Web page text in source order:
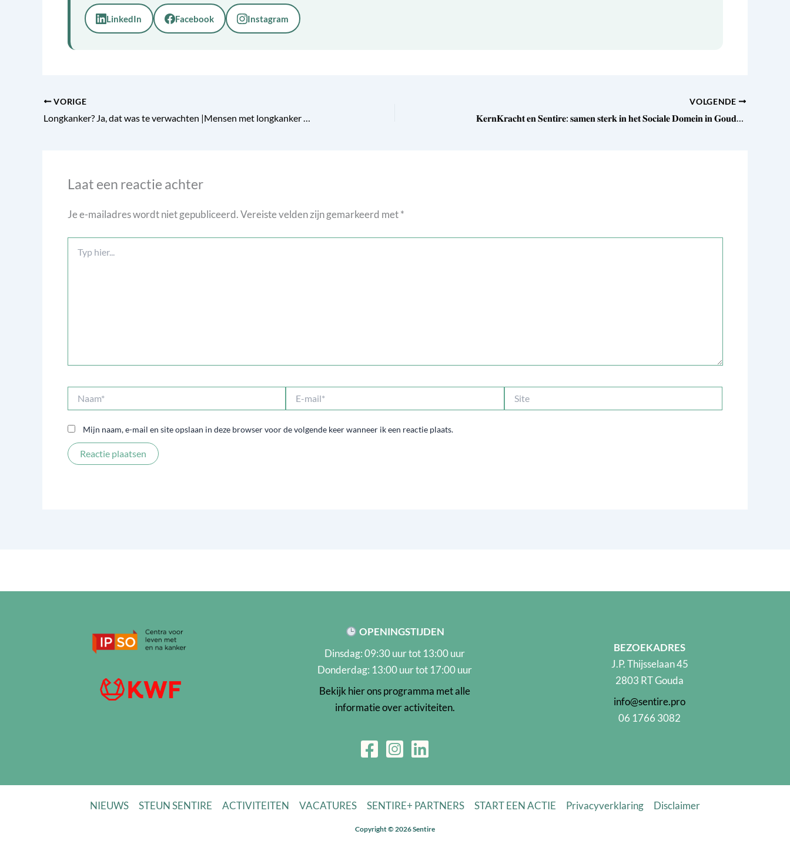
LinkedIn Facebook Instagram
VORIGE
Longkanker? Ja, dat was te verwachten |Mensen met longkanker verdienen steun en geen oordeel
VOLGENDE
𝐊𝐞𝐫𝐧𝐊𝐫𝐚𝐜𝐡𝐭 𝐞𝐧 𝐒𝐞𝐧𝐭𝐢𝐫𝐞: 𝐬𝐚𝐦𝐞𝐧 𝐬𝐭𝐞𝐫𝐤 𝐢𝐧 𝐡𝐞𝐭 𝐒𝐨𝐜𝐢𝐚𝐥𝐞 𝐃𝐨𝐦𝐞𝐢𝐧 𝐢𝐧 𝐆𝐨𝐮𝐝𝐚 𝐞𝐧 𝐝𝐞 𝐫𝐞𝐠𝐢𝐨
Laat een reactie achter
Je e-mailadres wordt niet gepubliceerd.Vereiste velden zijn gemarkeerd met*
hier...
mail*
Mijn naam, e-mail en site opslaan in deze browser voor de volgende keer wanneer ik een reactie plaats.
OPENINGSTIJDEN
Dinsdag: 09:30 uur tot 13:00 uur
Donderdag: 13:00 uur tot 17:00 uur
Bekijk hier ons programma met alle
informatie over activiteiten.
BEZOEKADRES
J.P. Thijsselaan 45
2803 RT Gouda
info@sentire.pro
06 1766 3082
NIEUWS STEUN SENTIRE ACTIVITEITEN VACATURES SENTIRE+ PARTNERS START EEN ACTIE Privacyverklaring Disclaimer
Copyright © 2026 Sentire